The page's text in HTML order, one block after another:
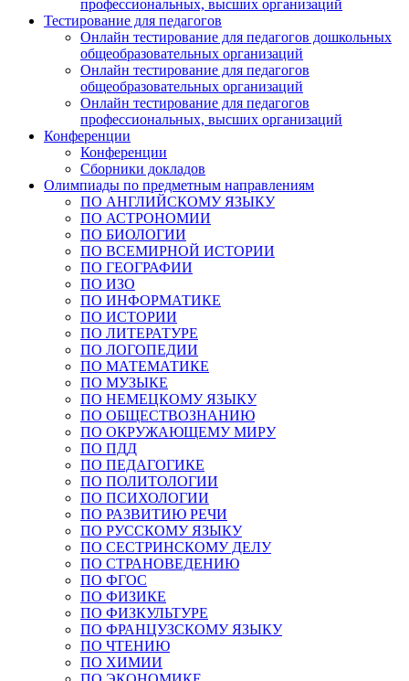
профессиональных, высших организаций
Тестирование для педагогов
Онлайн тестирование для педагогов дошкольных
общеобразовательных организаций
Онлайн тестирование для педагогов
общеобразовательных организаций
Онлайн тестирование для педагогов
профессиональных, высших организаций
Конференции
Конференции
Сборники докладов
Олимпиады по предметным направлениям
ПО АНГЛИЙСКОМУ ЯЗЫКУ
ПО АСТРОНОМИИ
ПО БИОЛОГИИ
ПО ВСЕМИРНОЙ ИСТОРИИ
ПО ГЕОГРАФИИ
ПО ИЗО
ПО ИНФОРМАТИКЕ
ПО ИСТОРИИ
ПО ЛИТЕРАТУРЕ
ПО ЛОГОПЕДИИ
ПО МАТЕМАТИКЕ
ПО МУЗЫКЕ
ПО НЕМЕЦКОМУ ЯЗЫКУ
ПО ОБЩЕСТВОЗНАНИЮ
ПО ОКРУЖАЮЩЕМУ МИРУ
ПО ПДД
ПО ПЕДАГОГИКЕ
ПО ПОЛИТОЛОГИИ
ПО ПСИХОЛОГИИ
ПО РАЗВИТИЮ РЕЧИ
ПО РУССКОМУ ЯЗЫКУ
ПО СЕСТРИНСКОМУ ДЕЛУ
ПО СТРАНОВЕДЕНИЮ
ПО ФГОС
ПО ФИЗИКЕ
ПО ФИЗКУЛЬТУРЕ
ПО ФРАНЦУЗСКОМУ ЯЗЫКУ
ПО ЧТЕНИЮ
ПО ХИМИИ